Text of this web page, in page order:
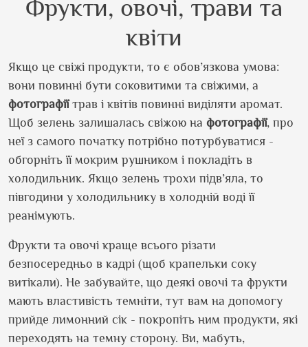
Фрукти, овочі, трави та
квіти
Якщо це свіжі продукти, то є обов’язкова умова:
вони повинні бути соковитими та свіжими, а
фотографіїтрав і квітів повинні виділяти аромат.
Щоб зелень залишалась свіжою на фотографії, про
неї з самого початку потрібно потурбуватися -
обгорніть її мокрим рушником і покладіть в
холодильник. Якщо зелень трохи підв’яла, то
півгодини у холодильнику в холодній воді її
реанімують.
Фрукти та овочі краще всього різати
безпосередньо в кадрі (щоб крапельки соку
витікали). Не забувайте, що деякі овочі та фрукти
мають властивість темніти, тут вам на допомогу
прийде лимонний сік - покропіть ним продукти, які
переходять на темну сторону. Ви, мабуть,